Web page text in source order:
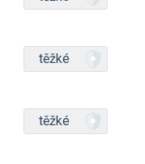
těžké
těžké